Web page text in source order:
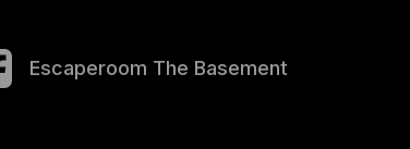
Escaperoom The Basement